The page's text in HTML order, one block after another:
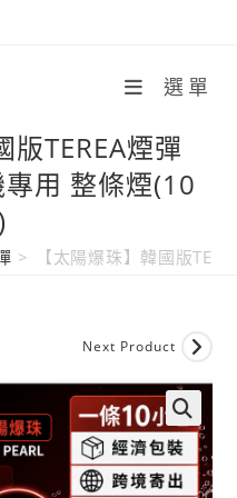
選單
版TEREA煙彈
用 整條煙(10
> 【太陽爆珠】韓國版
Next Product